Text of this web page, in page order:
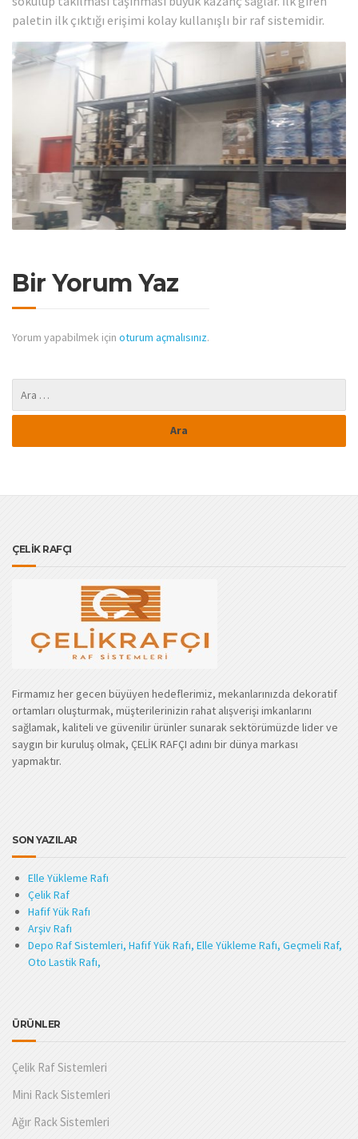
paletin ilk çıktığı erişimi kolay kullanışlı bir raf sistemidir.
Bir Yorum Yaz
Yorum yapabilmek için oturum açmalısınız.
ÇELİK RAFÇI
Firmamız her gecen büyüyen hedeflerimiz, mekanlarınızda dekoratif
ortamları oluşturmak, müşterilerinizin rahat alışverişi imkanlarını
sağlamak, kaliteli ve güvenilir ürünler sunarak sektörümüzde lider ve
saygın bir kuruluş olmak, ÇELİK RAFÇI adını bir dünya markası
yapmaktır.
SON YAZILAR
Elle Yükleme Rafı
Çelik Raf
Hafif Yük Rafı
Arşiv Rafı
Depo Raf Sistemleri, Hafif Yük Rafı, Elle Yükleme Rafı, Geçmeli Raf,
Oto Lastik Rafı,
ÜRÜNLER
Çelik Raf Sistemleri
Mini Rack Sistemleri
Ağır Rack Sistemleri